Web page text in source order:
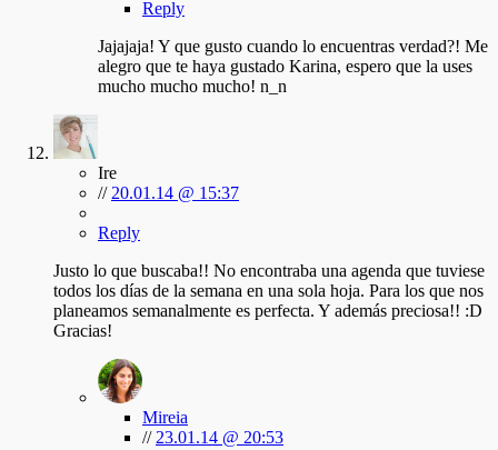
Reply
Jajajaja! Y que gusto cuando lo encuentras verdad?! Me
alegro que te haya gustado Karina, espero que la uses
mucho mucho mucho! n_n
Ire
// 20.01.14 @ 15:37
Reply
Justo lo que buscaba!! No encontraba una agenda que tuviese
todos los días de la semana en una sola hoja. Para los que nos
planeamos semanalmente es perfecta. Y además preciosa!! :D
Gracias!
Mireia
// 23.01.14 @ 20:53